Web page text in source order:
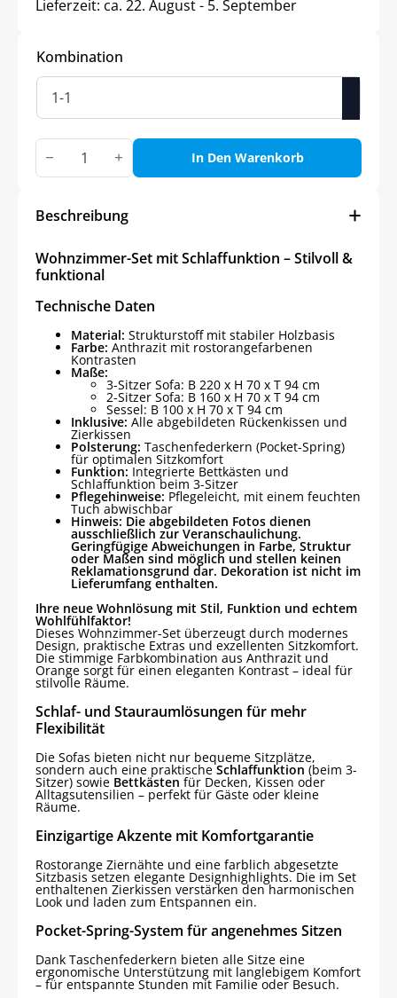
Lieferzeit: ca. 22. August - 5. September
Kombination
Wohnzimmer-
Set
mit
Stilvoll
Menge
In Den Warenkorb
Beschreibung
Wohnzimmer-Set mit Schlaffunktion – Stilvoll &
funktional
Technische Daten
Material: Strukturstoff mit stabiler Holzbasis
Farbe: Anthrazit mit rostorangefarbenen
Kontrasten
Maße:
3-Sitzer Sofa: B 220 x H 70 x T 94 cm
2-Sitzer Sofa: B 160 x H 70 x T 94 cm
Sessel: B 100 x H 70 x T 94 cm
Inklusive: Alle abgebildeten Rückenkissen und
Zierkissen
Polsterung: Taschenfederkern (Pocket-Spring)
für optimalen Sitzkomfort
Funktion: Integrierte Bettkästen und
Schlaffunktion beim 3-Sitzer
Pflegehinweise: Pflegeleicht, mit einem feuchten
Tuch abwischbar
Hinweis: Die abgebildeten Fotos dienen
ausschließlich zur Veranschaulichung.
Geringfügige Abweichungen in Farbe, Struktur
oder Maßen sind möglich und stellen keinen
Reklamationsgrund dar. Dekoration ist nicht im
Lieferumfang enthalten.
Ihre neue Wohnlösung mit Stil, Funktion und echtem
Wohlfühlfaktor!
Dieses Wohnzimmer-Set überzeugt durch modernes
Design, praktische Extras und exzellenten Sitzkomfort.
Die stimmige Farbkombination aus Anthrazit und
Orange sorgt für einen eleganten Kontrast – ideal für
stilvolle Räume.
Schlaf- und Stauraumlösungen für mehr
Flexibilität
Die Sofas bieten nicht nur bequeme Sitzplätze,
sondern auch eine praktischeSchlaffunktion (beim 3-
Sitzer) sowie Bettkästen für Decken, Kissen oder
Alltagsutensilien – perfekt für Gäste oder kleine
Räume.
Einzigartige Akzente mit Komfortgarantie
Rostorange Ziernähte und eine farblich abgesetzte
Sitzbasis setzen elegante Designhighlights. Die im Set
enthaltenen Zierkissen verstärken den harmonischen
Look und laden zum Entspannen ein.
Pocket-Spring-System für angenehmes Sitzen
Dank Taschenfederkern bieten alle Sitze eine
ergonomische Unterstützung mit langlebigem Komfort
– für entspannte Stunden mit Familie oder Besuch.